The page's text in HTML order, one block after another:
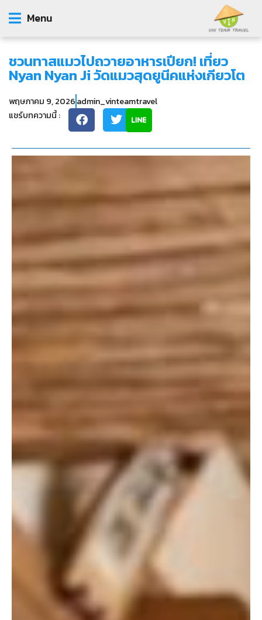
Menu
ชวนทาสแมวไปถวายอาหารเปียก! เที่ยว
Nyan Nyan Ji วัดแมวสุดยูนีคแห่งเกียวโต
พฤษภาคม 9, 2026admin_vinteamtravel
แชร์บทความนี้ :